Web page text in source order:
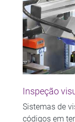
Inspeção
Sistemas de
códigos em